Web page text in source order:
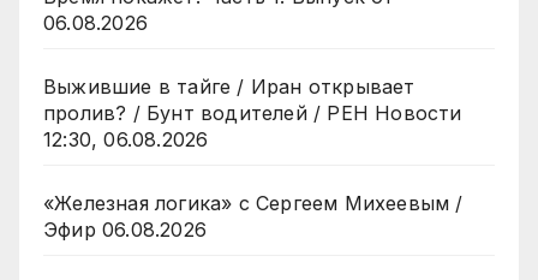
06.08.2026
Выжившие в тайге / Иран открывает
пролив? / Бунт водителей / РЕН Новости
12:30, 06.08.2026
«Железная логика» с Сергеем Михеевым /
Эфир 06.08.2026